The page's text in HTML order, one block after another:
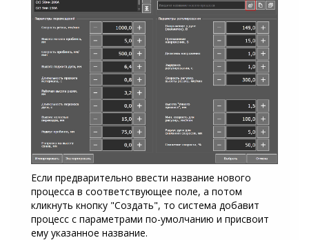
Если предварительно ввести название нового
процесса в соответствующее поле, а потом
кликнуть кнопку "Создать", то система добавит
процесс с параметрами по-умолчанию и присвоит
ему указанное название.